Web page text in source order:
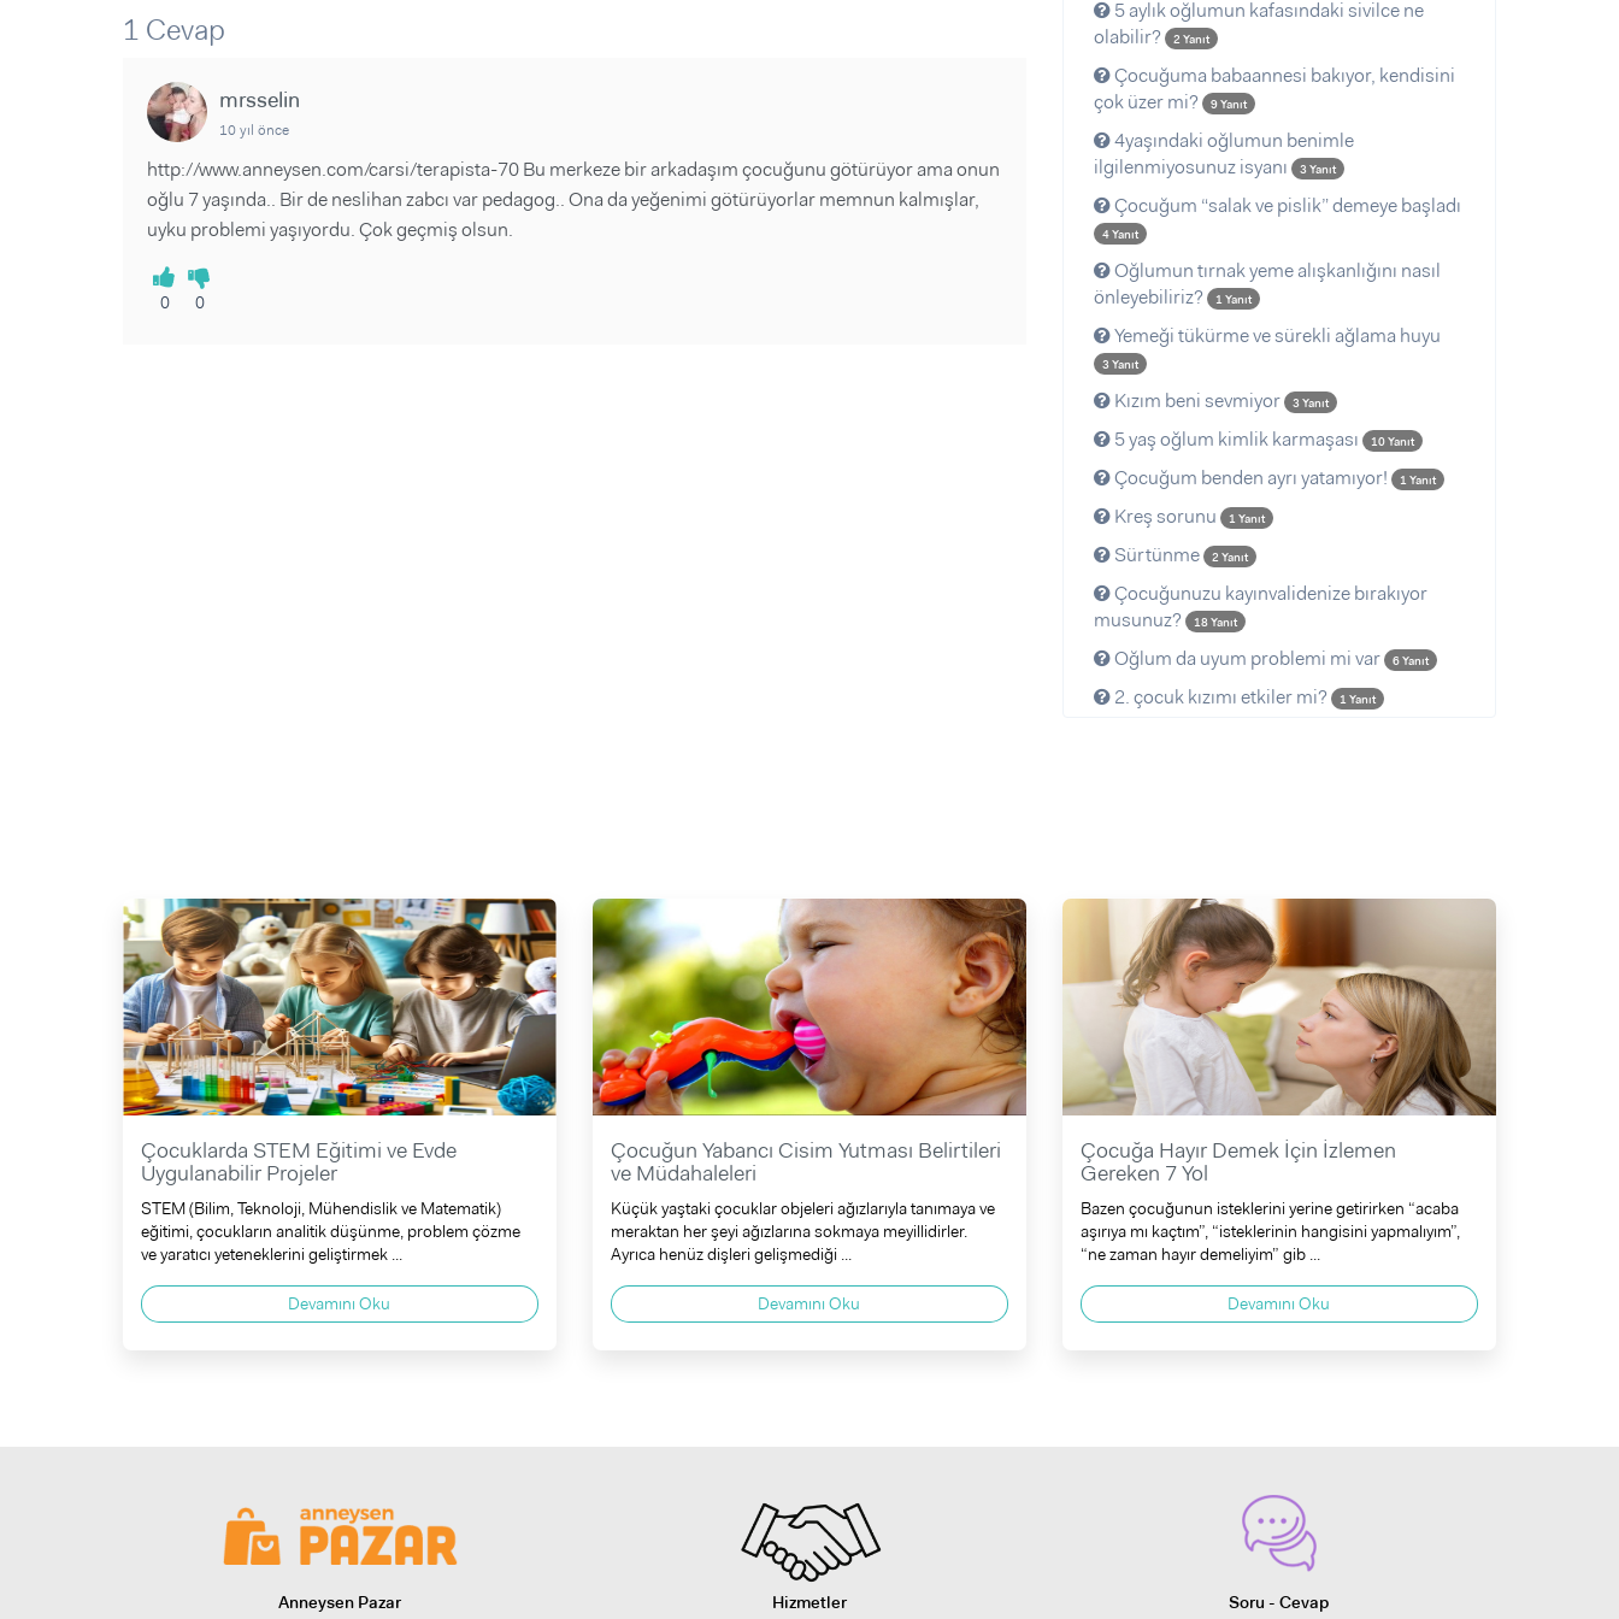
Makaleler
Videolar
1 Cevap
mrsselin
10 yıl önce
http://www.anneysen.com/carsi/terapista-70 Bu merkeze bir arkadaşım çocuğunu götürüyor ama onun
oğlu 7 yaşında.. Bir de neslihan zabcı var pedagog.. Ona da yeğenimi götürüyorlar memnun kalmışlar,
uyku problemi yaşıyordu. Çok geçmiş olsun.
0 0
5 aylık oğlumun kafasındaki sivilce ne
olabilir?
2 Yanıt
Çocuğuma babaannesi bakıyor, kendisini
çok üzer mi?
9 Yanıt
4yaşındaki oğlumun benimle
ilgilenmiyosunuz isyanı
3 Yanıt
Çocuğum “salak ve pislik” demeye başladı
4 Yanıt
Oğlumun tırnak yeme alışkanlığını nasıl
önleyebiliriz?
1 Yanıt
Yemeği tükürme ve sürekli ağlama huyu
3 Yanıt
Kızım beni sevmiyor 3 Yanıt
5 yaş oğlum kimlik karmaşası 10 Yanıt
Çocuğum benden ayrı yatamıyor! 1 Yanıt
Kreş sorunu 1 Yanıt
Sürtünme 2 Yanıt
Çocuğunuzu kayınvalidenize bırakıyor
musunuz?
18 Yanıt
Oğlum da uyum problemi mi var 6 Yanıt
2. çocuk kızımı etkiler mi? 1 Yanıt
Çocuklarda STEM Eğitimi ve Evde
Uygulanabilir Projeler
STEM (Bilim, Teknoloji, Mühendislik ve Matematik)
eğitimi, çocukların analitik düşünme, problem çözme
ve yaratıcı yeteneklerini geliştirmek ...
Devamını Oku
Çocuğun Yabancı Cisim Yutması Belirtileri
ve Müdahaleleri
Küçük yaştaki çocuklar objeleri ağızlarıyla tanımaya ve
meraktan her şeyi ağızlarına sokmaya meyillidirler.
Ayrıca henüz dişleri gelişmediği ...
Devamını Oku
Çocuğa Hayır Demek İçin İzlemen
Gereken 7 Yol
Bazen çocuğunun isteklerini yerine getirirken “acaba
aşırıya mı kaçtım”, “isteklerinin hangisini yapmalıyım”,
“ne zaman hayır demeliyim” gib ...
Devamını Oku
Anneysen Pazar
Hizmetler
Soru - Cevap